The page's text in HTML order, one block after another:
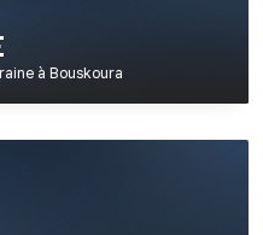
à Bouskoura